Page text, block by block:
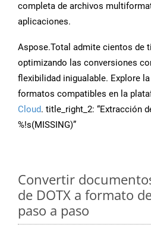
completa de archivos
aplicaciones.
Aspose.Total admite cientos de
optimizando las conversiones
flexibilidad inigualable. Explore
formatos compatibles en la
Cloud. title_right_2: “Extracción
%!s(MISSING)”
Convertir
de DOTX a formato
paso a paso